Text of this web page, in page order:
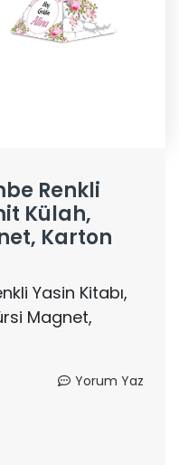
Renkli
Külah,
Karton
Yasin Kitabı,
Magnet,
Yorum Yaz